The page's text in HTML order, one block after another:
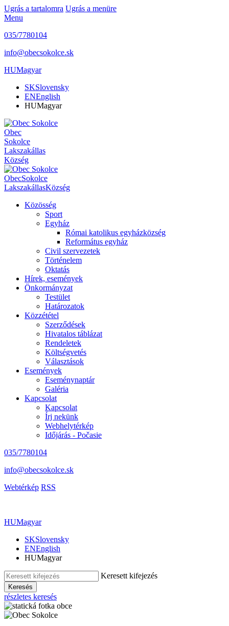
Ugrás a tartalomra Ugrás a menüre
Menu
035/7780104
info@obecsokolce.sk
HUMagyar
SKSlovensky
ENEnglish
HUMagyar
Obec
Sokolce
Lakszakállas
Község
ObecSokolce
LakszakállasKözség
Közösség
Sport
Egyház
Római katolikus egyházközség
Református egyház
Civil szervezetek
Történelem
Oktatás
Hírek, események
Önkormányzat
Testület
Határozatok
Közzététel
Szerződések
Hivatalos táblázat
Rendeletek
Költségvetés
Választások
Események
Eseménynaptár
Galéria
Kapcsolat
Kapcsolat
Írj nekünk
Webhelytérkép
Időjárás - Počasie
035/7780104
info@obecsokolce.sk
Webtérkép RSS
HUMagyar
SKSlovensky
ENEnglish
HUMagyar
Keresett kifejezés
Keresés
részletes keresés